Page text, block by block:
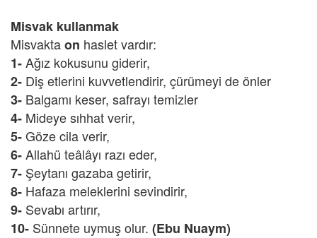
Misvak kullanmak
Misvaktaon haslet vardır:
1-Ağız kokusunu giderir,
2- Diş etlerini kuvvetlendirir, çürümeyi de önler
3- Balgamı keser, safrayı temizler
4- Mideye sıhhat verir,
5-Göze cila verir,
6-Allahü teâlâyı razı eder,
7- Şeytanı gazaba getirir,
8- Hafaza meleklerini sevindirir,
9- Sevabı artırır,
10- Sünnete uymuş olur. (Ebu Nuaym)